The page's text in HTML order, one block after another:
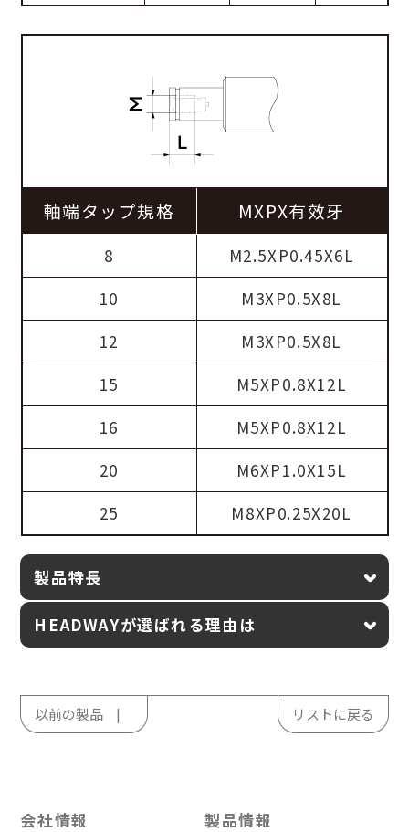
軸端タップ規格 MXPX有效牙
8
M2.5XP0.45X6L
10
M3XP0.5X8L
12
M3XP0.5X8L
15
M5XP0.8X12L
16
M5XP0.8X12L
20
M6XP1.0X15L
25
M8XP0.25X20L
製品特長
HEADWAYが選ばれる理由は
以前の製品 リストに戻る
会社情報 製品情報